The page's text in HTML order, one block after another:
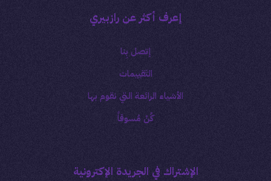
إعرف أكثر عن رازبيري
إتصل بِنا
التَقييمات
الأشياء الرائعة التي نقوم بها
كُنْ مُسوقاً
الإشتراك في الجريدة الإكترونية